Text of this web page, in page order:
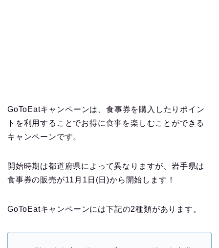
GoToEatキャンペーンは、食事券を購入したりポイン
トを利用することでお得に食事を楽しむことができる
キャンペーンです。
開始時期は都道府県によって異なりますが、岩手県は
食事券の販売が11月1日(日)から開始します！
GoToEatキャンペーンには下記の2種類があります。